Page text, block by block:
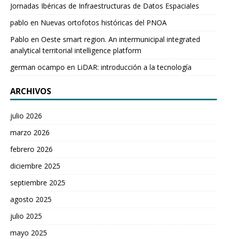
Jornadas Ibéricas de Infraestructuras de Datos Espaciales
pablo en Nuevas ortofotos históricas del PNOA
Pablo en Oeste smart region. An intermunicipal integrated
analytical territorial intelligence platform
german ocampo en LiDAR: introducción a la tecnología
ARCHIVOS
julio 2026
marzo 2026
febrero 2026
diciembre 2025
septiembre 2025
agosto 2025
julio 2025
mayo 2025